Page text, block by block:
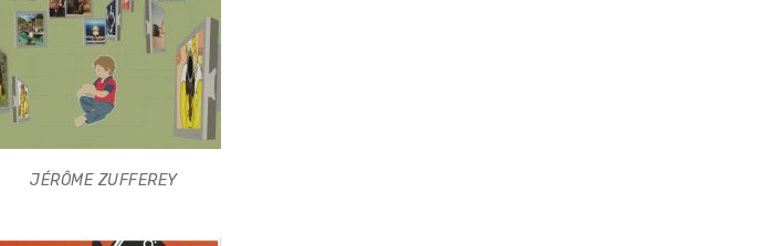
JÉRÔME ZUFFEREY